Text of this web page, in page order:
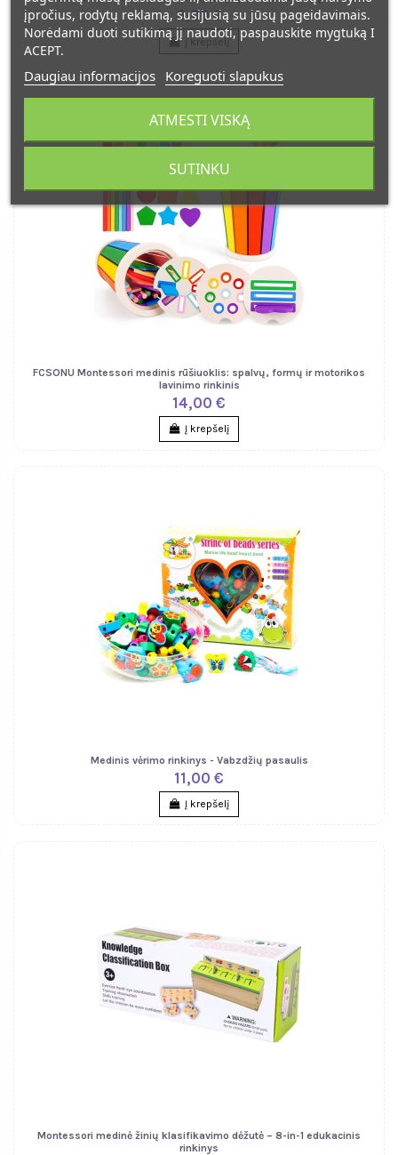
6,00 €
Į krepšelį
FCSONU Montessori medinis rūšiuoklis: spalvų, formų ir motorikos
lavinimo rinkinis
14,00 €
Į krepšelį
Medinis vėrimo rinkinys - Vabzdžių pasaulis
11,00 €
Į krepšelį
Montessori medinė žinių klasifikavimo dėžutė – 8-in-1 edukacinis
rinkinys
įpročius, rodytų reklamą, susijusią su jūsų pageidavimais.
Norėdami duoti sutikimą jį naudoti, paspauskite mygtuką I
ACEPT.
Daugiau informacijos Koreguoti slapukus
ATMESTI VISKĄ
SUTINKU